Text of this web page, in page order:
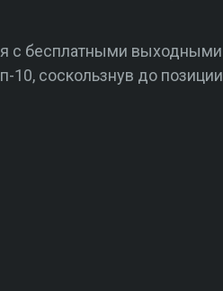
с бесплатными выходными
10, соскользнув до позиции